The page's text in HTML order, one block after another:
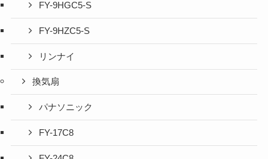
FY-9HGC5-S
FY-9HZC5-S
リンナイ
換気扇
パナソニック
FY-17C8